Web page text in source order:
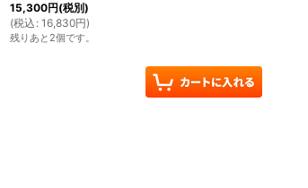
15,300円(税別)
(税込 : 16,830円)
残りあと2個です。